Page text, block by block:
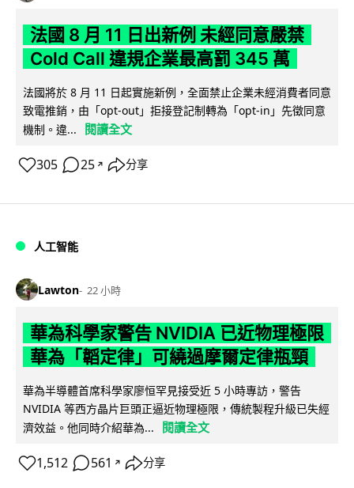
法國 8 月 11 日出新例 未經同意嚴禁
Cold Call 違規企業最高罰 345 萬
法國將於 8 月 11 日起實施新例，全面禁止企業未經消費者同意
致電推銷，由「opt-out」拒接登記制轉為「opt-in」先徵同意
機制。違...
閱讀全文
305 25 ↗ 分享
人工智能
Lawton 22 小時
華為科學家警告 NVIDIA 已近物理極限
華為「韜定律」可繞過摩爾定律瓶頸
華為半導體首席科學家廖恒罕見接受近 5 小時專訪，警告
NVIDIA 等西方晶片巨頭正逼近物理極限，傳統製程升級已失經
濟效益。他同時介紹華為...
閱讀全文
1,512 561 ↗ 分享